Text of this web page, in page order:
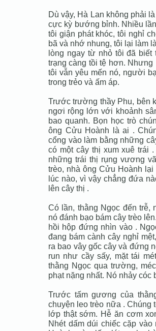
Dù vậy, Hà Lan không phải
cực kỳ bướng bỉnh. Nhiều
tôi giận phát khóc, tôi nghỉ
bã và nhớ nhung, tôi lại làm
lòng ngay từ nhỏ tôi đã
trạng càng tồi tệ hơn.
tôi vẫn yêu mến nó, người
trong trẻo và ấm áp.
Trước trường thầy Phu, bên
ngơi rộng lớn với khoảnh
bao quanh. Bọn học trò
ông Cửu Hoành là ai .
cổng vào làm bằng những
có một cây thị xum xuê trái
những trái thị rụng vương
trèo, nhà ông Cửu Hoành
lúc nào, vì vậy chẳng đứa
lên cây thị .
Có lần, thằng Ngọc đến trễ,
nó đánh bạo bám cây trèo
hồi hộp đứng nhìn vào .
đang bám cành cây nghỉ
ra bao vây gốc cây và đứng
run như cầy sấy, mặt tái
thằng Ngọc qua trường,
phạt nặng nhất. Nó nhảy
Trước tấm gương của
chuyện leo trèo nữa . Chúng
lớp thật sớm. Hễ ăn cơm
Nhét dấm dúi chiếc cặp